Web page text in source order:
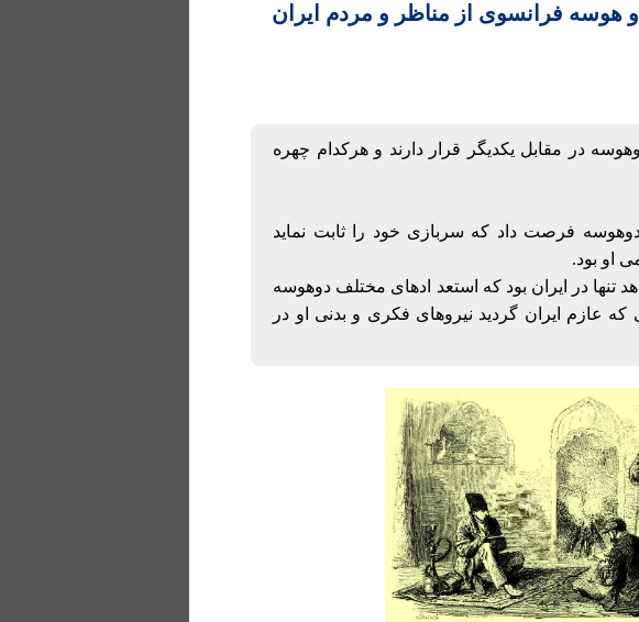
هوسه فرانسوی از مناظر و مردم ایران
در مقابل یکدیگر قرار دارند و هرکدام چهره
فرصت داد که سربازی خود را ثابت نماید
او بود.
تنها در ایران بود که استعد ادهای مختلف دوهوسه
چون در سن ۳۶ سالگی که عازم ایران گردید نیروهای فکری و بدنی او در